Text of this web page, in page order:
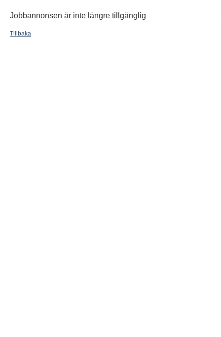
Jobbannonsen är inte längre tillgänglig
Tillbaka